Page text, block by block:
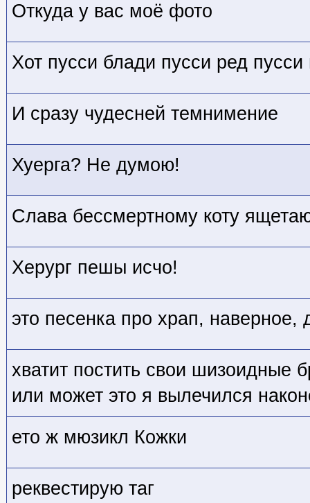
Откуда у вас моё фото
Хот пусси блади пусси ред пусси
И сразу чудесней темнимение
Хуерга? Не думою!
Слава бессмертному коту
Херург пешы исчо!
это песенка про храп, наверное,
хватит постить свои шизоидные
или может это я вылечился
ето ж мюзикл Кожки
реквестирую таг